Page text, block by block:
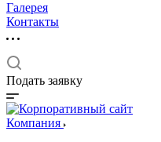
Галерея
Контакты
Подать заявку
Компания